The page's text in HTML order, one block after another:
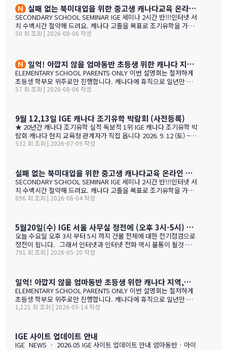
리의 학교들로 즐겁게 맞이할 수 있었습니다. IGE 직원분들과 함
께 협력하여 일하는 과정을 통해 우리는 한국 사…
박람회에 참가한 모든 교육청들에게도 이와 같은 좋은 일이 있기를
바랍니다. 과거에 박람회 때마다 통역관을 배치해 주신 것에 대해 감
사 드립니다. 특히 이번 주말 동안 세 명의 훌륭한 통역관과 일할 수
있게 기회를 주셔서 고맙습니다. 세 분 모두 노스밴쿠버에 대해 자세
히 알고 있었으며, 미국이나 캐나다에서 직접 겪은 해외경험들을 나
실패 없는 북미대입을 위한 중고생 캐나다교육 온라인 ZOOM 설명회 8월 27일(목)
SECONDARY SCHOOL SEMINAR IGE 세미나 2시간 반!!!인터넷 서
치 수백시간 절약해 드려요. 캐나다 고졸을 목표로 조기유학을 가지
는 않죠. 어떤 경우에도 중요한 것은 대학!!! 20년간 캐나다 조기유학
도 참가 가능합니다. 한국과 캐나다 부모님들의 궁금증과 고민을 같
이 공유할 수 있습니다. …
50 회 조회 | 2026-08-06 작성
일억! 아깝지 않을 엄마동반 초등생 위한 캐나다 지역,학교 선택 설명회 8월25(화)
ELEMENTARY SCHOOL PARENTS ONLY 이번 설명회는 철저하게
초등생 학부모 위주로만 진행합니다. 캐나다에 휴직으로 일년만 가
야 하는 가족, 초등생 영어교육 · 북미체험 · 가족 휴식을 위해 캐나
~ 9시 …
57 회 조회 | 2026-08-06 작성
9월 12,13일 IGE 캐나다 조기유학 박람회 (사전등록)
★ 20년간 캐나다 조기유학 실적 독보적 1위 IGE 캐나다 조기유학 박
람회 캐나다 현지 교육청 관계자가 직접 옵니다 2026. 9. 12 (토) ~ 9.
13 (일) 오전 11시 ~ 오후 5시 · 사전등록 필수 일시 2026년 9월 12
신청서에서 바로 신청하세요 사전등록 혜택 미리 신청하면 이런 혜택
이 있습니다 혜택 1 신청비 전액 면제 학생당 약 CAD $200~300 수
속 신청비 면제 혜택 2 인기 공립학교 우선 배정 …
532 회 조회 | 2026-07-09 작성
실패 없는 북미대입을 위한 중고생 캐나다교육 온라인 ZOOM 설명회 6월 16일(화)
SECONDARY SCHOOL SEMINAR IGE 세미나 2시간 반!!!인터넷 서
치 수백시간 절약해 드려요. 캐나다 고졸을 목표로 조기유학을 가지
는 않죠. 어떤 경우에도 중요한 것은 대학!!! 20년간 캐나다 조기유학
도 참가 가능합니다. 한국과 캐나다 부모님들의 궁금증과 고민을 같
이 공유할 수 있습니다. …
896 회 조회 | 2026-06-04 작성
5월20일(수) IGE 서울 사무실 정전에 (오후 3시-5시) 따른 상담 업무 불가 안내
오늘 수요일 오후 3시 부터 5시 까지 건물 전체에 대한 전기점검으로
정전이 됩니다. 그래서 인터넷과 인터넷 전화 역시 불통이 될것 입니
다. PC로 사용 하는 카카오톡 역시 불통이 될것 입니다. 전화,카카오
내드리겟습니다.
791 회 조회 | 2026-05-20 작성
일억! 아깝지 않을 엄마동반 초등생 위한 캐나다 지역,학교 선택 설명회 5월28(목)
ELEMENTARY SCHOOL PARENTS ONLY 이번 설명회는 철저하게
초등생 학부모 위주로만 진행합니다. 캐나다에 휴직으로 일년만 가
야 하는 가족, 초등생 영어교육 · 북미체험 · 가족 휴식을 위해 캐나
1,121 회 조회 | 2026-05-14 작성
IGE 사이트 업데이트 안내
IGE NEWS · 2026.05 IGE 사이트 업데이트 안내 엄마동반 · 아이